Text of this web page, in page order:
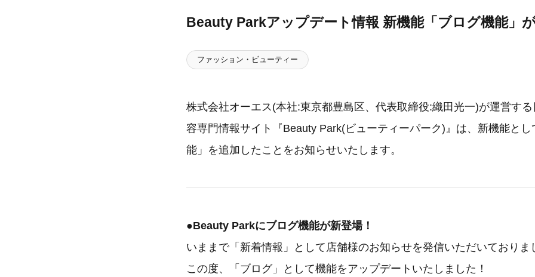
Beauty Parkアップデート情報 新機能「ブログ機能」
ファッション・ビューティー
株式会社オーエス(本社:東京都豊島区、代表取締役:織田光一)が運営す
容専門情報サイト『Beauty Park(ビューティーパーク)』は、新機能とし
能」を追加したことをお知らせいたします。
●Beauty Parkにブログ機能が新登場！
いままで「新着情報」として店舗様のお知らせを発信いただいておりま
この度、「ブログ」として機能をアップデートいたしました！